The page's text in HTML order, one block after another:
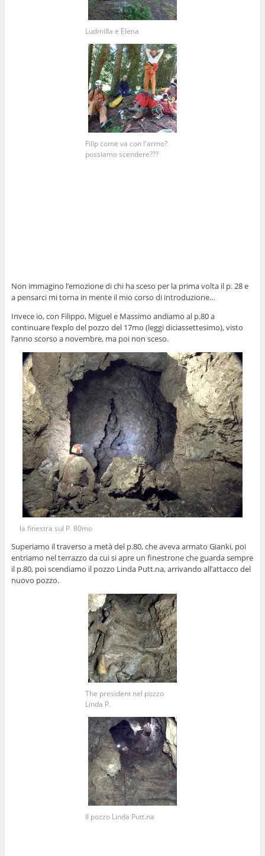
Ludmilla e Elena
Filip come va con l'armo?
possiamo scendere???
Non immagino l’emozione di chi ha sceso per la prima volta il p. 28 e
a pensarci mi torna in mente il mio corso di introduzione…
Invece io, con Filippo, Miguel e Massimo andiamo al p.80 a
continuare l’explo del pozzo del 17mo (leggi diciassettesimo), visto
l’anno scorso a novembre, ma poi non sceso.
la finestra sul P. 80mo
Superiamo il traverso a metà del p.80, che aveva armato Gianki, poi
entriamo nel terrazzo da cui si apre un finestrone che guarda sempre
il p.80, poi scendiamo il pozzo Linda Putt.na, arrivando all’attacco del
nuovo pozzo.
The president nel pozzo
Linda P.
Il pozzo Linda Putt.na